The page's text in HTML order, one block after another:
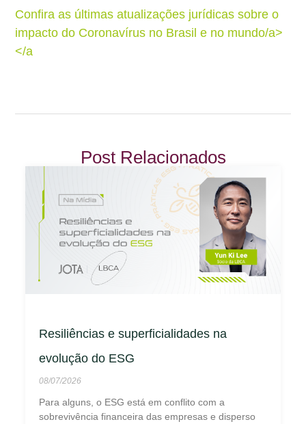
Confira as últimas atualizações jurídicas sobre o
impacto do Coronavírus no Brasil e no mundo/a>
</a
Post Relacionados
Resiliências e superficialidades na
evolução do ESG
08/07/2026
Para alguns, o ESG está em conflito com a
sobrevivência financeira das empresas e disperso